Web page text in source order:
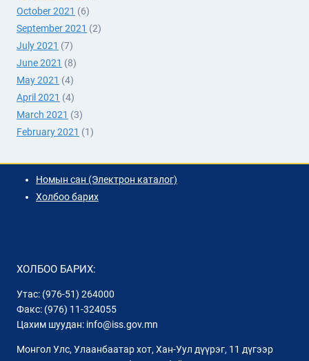
October 2021 (6)
September 2021 (2)
July 2021 (7)
June 2021 (8)
May 2021 (4)
April 2021 (4)
March 2021 (3)
February 2021 (1)
Номын сан (Электрон каталог)
Холбоо барих
ХОЛБОО БАРИХ:
Утас: (976-51) 264000
Факс: (976) 11-324055
Цахим шуудан: info@iss.gov.mn
Монгол Улс, Улаанбаатар хот, Хан-Уул дүүрэг, 11 дүгээр